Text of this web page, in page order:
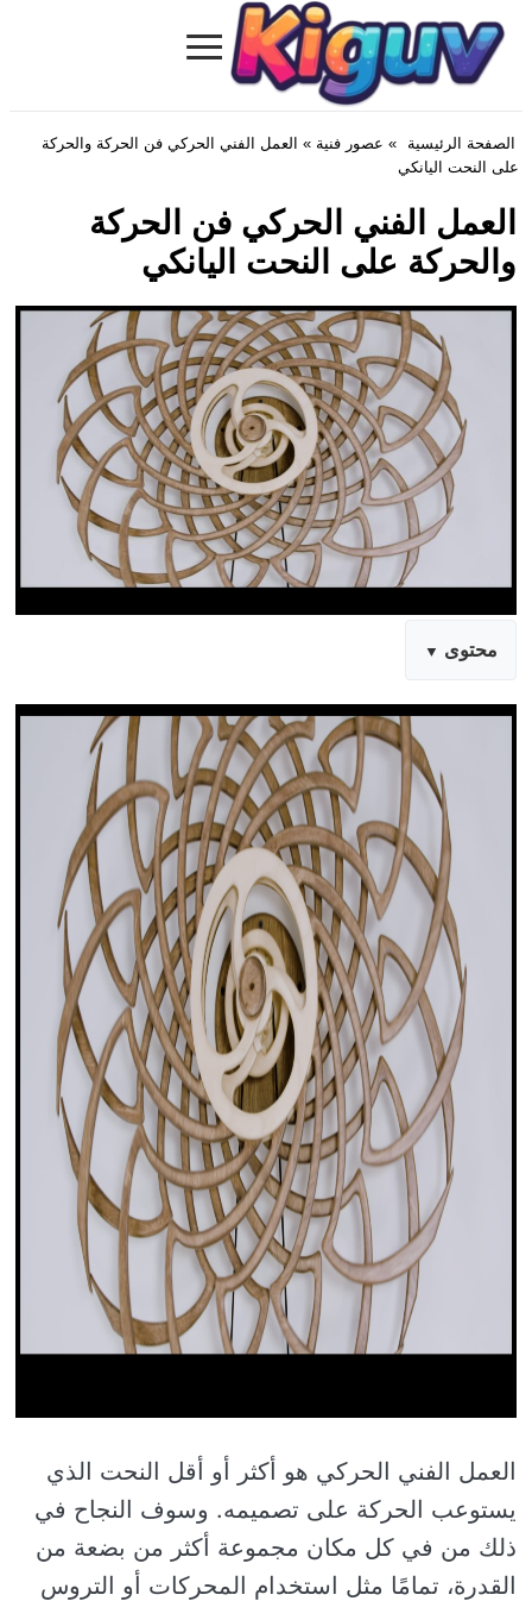
Kiguv.com
≡
الصفحة الرئيسية » عصور فنية » العمل الفني الحركي فن الحركة والحركة
على النحت اليانكي
العمل الفني الحركي فن الحركة
والحركة على النحت اليانكي
محتوى
العمل الفني الحركي هو أكثر أو أقل النحت الذي
يستوعب الحركة على تصميمه. وسوف النجاح في
ذلك من في كل مكان مجموعة أكثر من بضعة من
القدرة، تمامًا مثل استخدام المحركات أو التروس